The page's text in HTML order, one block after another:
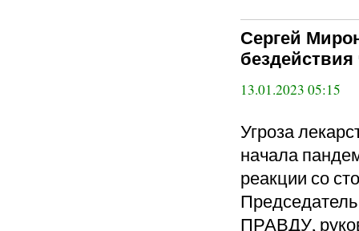
Сергей
13.01.2023 05:15
Угроза
начала
реакции со
ПРАВДУ,